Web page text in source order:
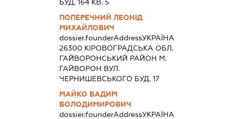
БУД. 164 КВ. 5
ПОПЕРЕЧНИЙ ЛЕОНІД
МИХАЙЛОВИЧ
dossier.founderAddressУКРАЇНА
26300 КIРОВОГРАДСЬКА ОБЛ.
ГАЙВОРОНСЬКИЙ РАЙОН М.
ГАЙВОРОН ВУЛ.
ЧЕРНИШЕВСЬКОГО БУД. 17
МАЙКО ВАДИМ
ВОЛОДИМИРОВИЧ
dossier.founderAddressУКРАЇНА